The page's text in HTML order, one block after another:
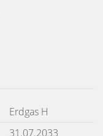
Erdgas H
31.07.2033